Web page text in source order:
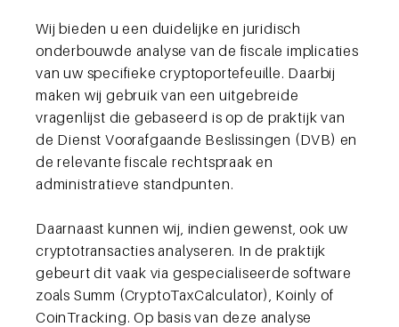
Wij bieden u een duidelijke en juridisch
onderbouwde analyse van de fiscale implicaties
van uw specifieke cryptoportefeuille. Daarbij
maken wij gebruik van een uitgebreide
vragenlijst die gebaseerd is op de praktijk van
de Dienst Voorafgaande Beslissingen (DVB) en
de relevante fiscale rechtspraak en
administratieve standpunten.
Daarnaast kunnen wij, indien gewenst, ook uw
cryptotransacties analyseren. In de praktijk
gebeurt dit vaak via gespecialiseerde software
zoals Summ (CryptoTaxCalculator), Koinly of
CoinTracking. Op basis van deze analyse